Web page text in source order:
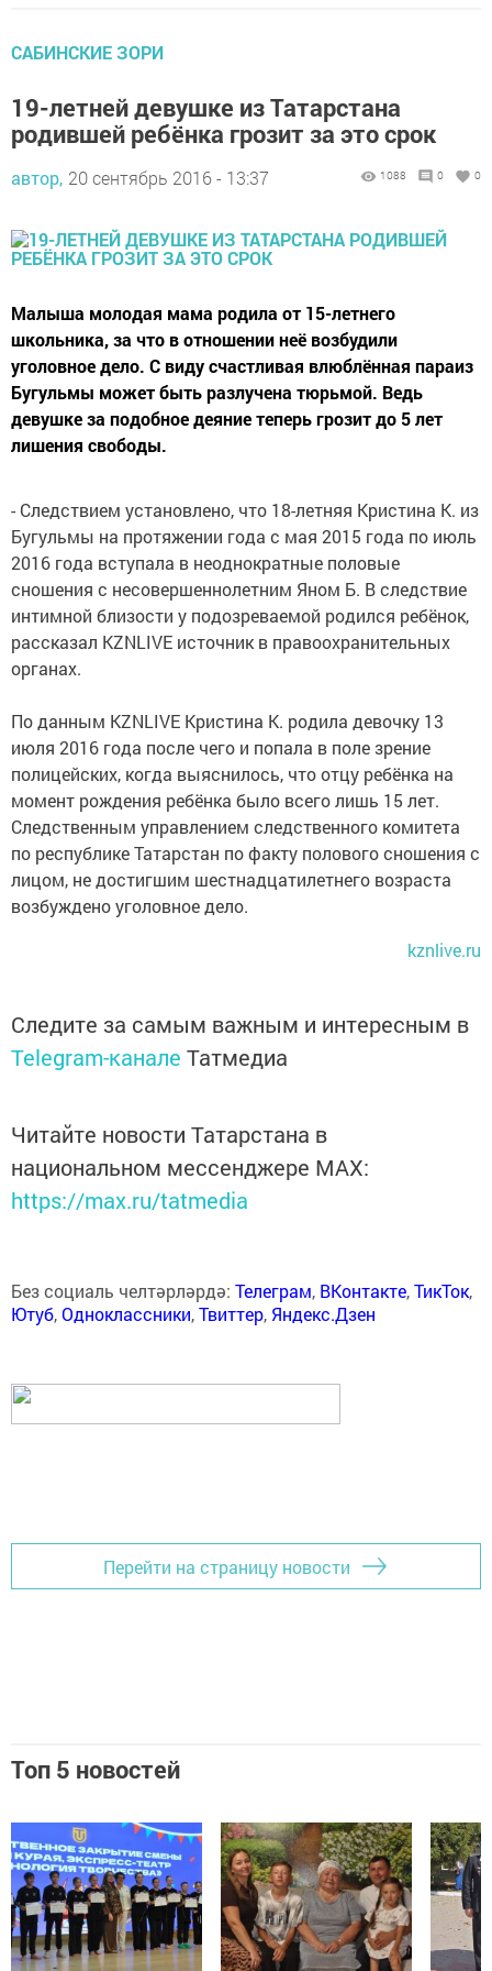
САБИНСКИЕ ЗОРИ
19-летней девушке из Татарстана
родившей ребёнка грозит за это срок
автор, 20 сентябрь 2016 - 13:37 1088 0 0
Малыша молодая мама родила от 15-летнего
школьника, за что в отношении неё возбудили
уголовное дело. С виду счастливая влюблённая параиз
Бугульмы может быть разлучена тюрьмой. Ведь
девушке за подобное деяние теперь грозит до 5 лет
лишения свободы.
- Следствием установлено, что 18-летняя Кристина К. из
Бугульмы на протяжении года с мая 2015 года по июль
2016 года вступала в неоднократные половые
сношения с несовершеннолетним Яном Б. В следствие
интимной близости у подозреваемой родился ребёнок,
рассказал KZNLIVE источник в правоохранительных
органах.
По данным KZNLIVE Кристина К. родила девочку 13
июля 2016 года после чего и попала в поле зрение
полицейских, когда выяснилось, что отцу ребёнка на
момент рождения ребёнка было всего лишь 15 лет.
Следственным управлением следственного комитета
по республике Татарстан по факту полового сношения с
лицом, не достигшим шестнадцатилетнего возраста
возбуждено уголовное дело.
kznlive.ru
Следите за самым важным и интересным в
Telegram-канале Татмедиа
Читайте новости Татарстана в
национальном мессенджере MАХ:
https://max.ru/tatmedia
Без социаль челтәрләрдә: Телеграм, ВКонтакте,ТикТок,
Ютуб,Одноклассники,Твиттер, Яндекс.Дзен
Перейти на страницу новости
Топ 5 новостей